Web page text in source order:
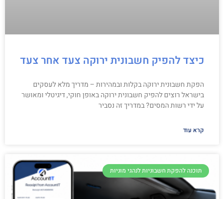
כיצד להפיק חשבונית ירוקה צעד אחר צעד
הפקת חשבונית ירוקה בקלות ובמהירות – מדריך מלא לעסקים
בישראל רוצים להפיק חשבונית ירוקה באופן חוקי, דיגיטלי ומאושר
על ידי רשות המסים? במדריך זה נסביר
קרא עוד
תוכנה להפקת חשבוניות לנהגי מוניות